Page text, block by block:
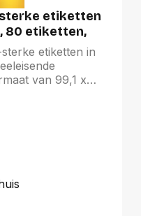
etiketten
80 etiketten,
etiketten in
van 99,1 x
Deze polyester
+80 °C, olie,
glas of
labelen van